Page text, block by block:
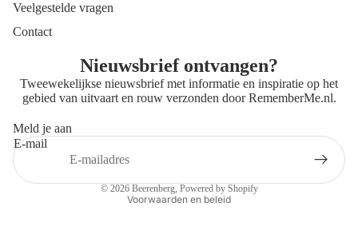
Veelgestelde vragen
Contact
Nieuwsbrief ontvangen?
Tweewekelijkse nieuwsbrief met informatie en inspiratie op het
gebied van uitvaart en rouw verzonden doorRememberMe.nl.
Meld je aan
E-mail
© 2026 Beerenberg, Powered by Shopify
Voorwaarden en beleid